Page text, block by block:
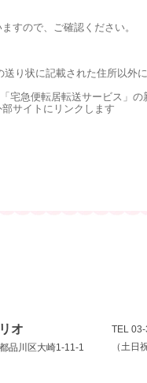
すので、ご確認ください。
り状に記載された住所以
宅急便転居転送サービス」
サイトにリンクします